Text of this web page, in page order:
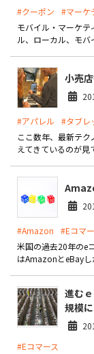
通販受注対応
ECと通販の連動を可能に
EC運用支援
スクラッチ開発
ライセンス契約
内製化支援
導入事例
お役立ち記事
#クーポン
#マーケ
モバイル・マーケテ
ル、ローカル、モ
小売
#アパレル
#タブレ
ここ数年、最新テ
えてきているのが見
#Amazon
#Eコマ
米国の過去20年のe
はAmazonとeBayし
進む
規模に
#Eコマース